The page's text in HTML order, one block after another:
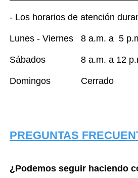
- Los horarios de atención
Lunes - Viernes 8 a.m. a 5
Sábados 8 a.m. a 12
Domingos Cerrado
PREGUNTAS
¿Podemos seguir haciendo